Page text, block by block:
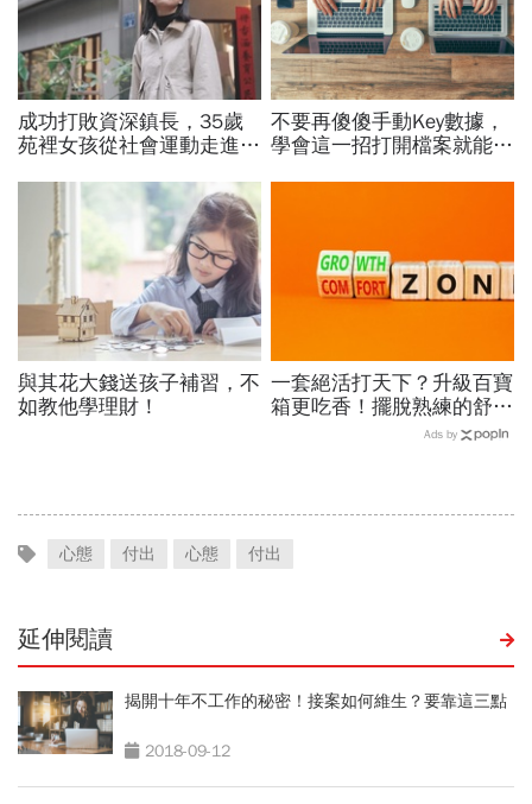
成功打敗資深鎮長，35歲
苑裡女孩從社會運動走進鎮
不要再傻傻手動Key數據，
學會這一招打開檔案就能即
與其花大錢送孩子補習，不
如教他學理財！
一套絕活打天下？升級百寶
箱更吃香！擺脫熟練的舒適
圈，跳出越做越窄的專業陷
Ads by
心態 付出 心態 付出
延伸閱讀
揭開十年不工作的秘密！接案如何維生？要靠這三點
2018-09-12